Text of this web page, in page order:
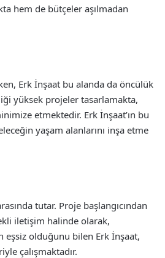
hem de bütçeler aşılmadan
Erk İnşaat bu alanda da öncülük
yüksek projeler tasarlamakta,
etmektedir. Erk İnşaat’ın bu
yaşam alanlarını inşa etme
tutar. Proje başlangıcından
iletişim halinde olarak,
eşsiz olduğunu bilen Erk İnşaat,
çalışmaktadır.